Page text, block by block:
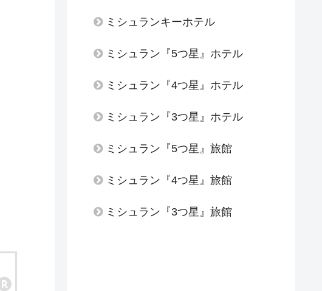
ミシュランキーホテル
ミシュラン『5つ星』ホテル
ミシュラン『4つ星』ホテル
ミシュラン『3つ星』ホテル
ミシュラン『5つ星』旅館
ミシュラン『4つ星』旅館
ミシュラン『3つ星』旅館